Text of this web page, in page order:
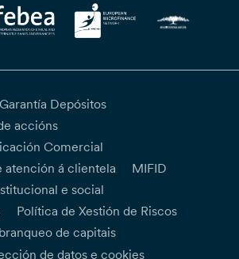
Depósitos
accións
Comercial
atención á clientela
MIFID
e social
Política de Xestión de Riscos
de capitais
de datos e cookies